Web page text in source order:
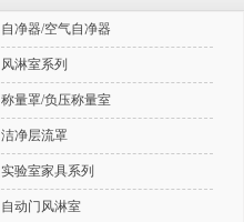
自净器/空气自净器
风淋室系列
称量罩/负压称量室
洁净层流罩
实验室家具系列
自动门风淋室